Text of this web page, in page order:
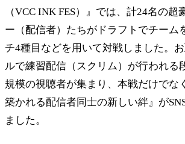
（VCC INK FES）』では、計24名の超
ー（配信者）たちがドラフトでチーム
チ4種目などを用いて対戦しました。
ルで練習配信（スクリム）が行われる
規模の視聴者が集まり、本戦だけでな
築かれる配信者同士の新しい絆』が
ました。